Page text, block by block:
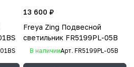
13 600 ₽
Freya Zing Подвесной
светильник FR5199PL-05B
В наличииАрт. FR5199PL-05B